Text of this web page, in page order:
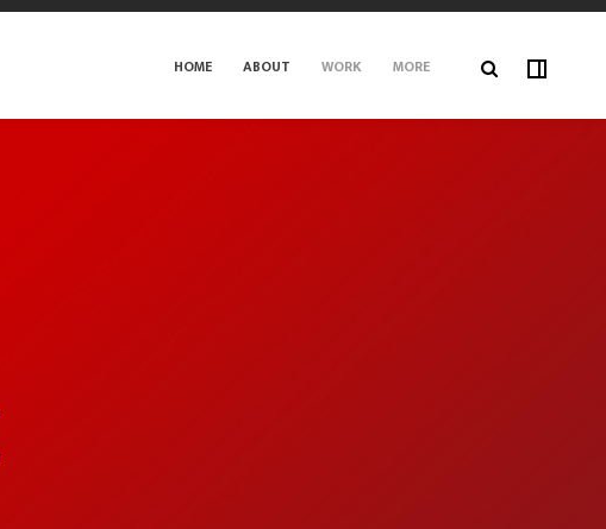
HOME ABOUT WORK MORE